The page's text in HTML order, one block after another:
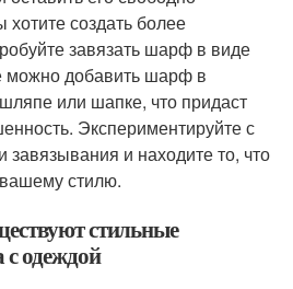
создать более
завязать шарф в виде
можно добавить шарф в
или шапке, что придаст
Экспериментируйте с
и находите то, что
стилю.
стильные
одеждой